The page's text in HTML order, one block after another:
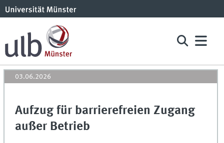
03.06.2026
Aufzug für barrierefreien Zugang
außer Betrieb